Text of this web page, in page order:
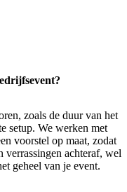
zoals de duur van het
setup. We werken met
voorstel op maat, zodat
verrassingen achteraf, wel
geheel van je event.